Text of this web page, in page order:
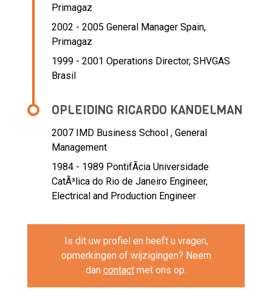
Primagaz
2002 - 2005 General Manager Spain,
Primagaz
1999 - 2001 Operations Director, SHVGAS
Brasil
OPLEIDING RICARDO KANDELMAN
2007 IMD Business School , General
Management
1984 - 1989 PontifÃ­cia Universidade
CatÃ³lica do Rio de Janeiro Engineer,
Electrical and Production Engineer
Is dit uw profiel en heeft u vragen,
opmerkingen of wijzigingen? Neem
dan contact met ons op.